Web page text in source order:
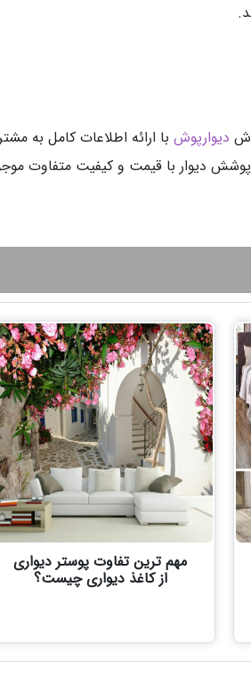
دیوارپوش با ارائه اطلاعات کامل به
دیوار با قیمت و کیفیت متفاوت
مهم ترین تفاوت پوستر دیواری
از کاغذ دیواری چیست؟